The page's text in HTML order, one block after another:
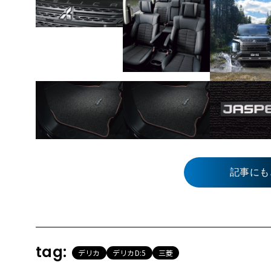
記事に
tag: デリカ デリカD:5 三菱